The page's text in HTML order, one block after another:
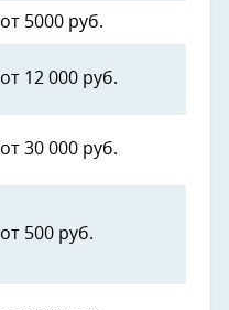
от 5000 руб.
от 12 000 руб.
от 30 000 руб.
от 500 руб.